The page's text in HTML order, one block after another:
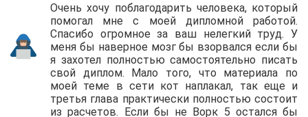
Очень хочу поблагодарить человека, который
помогал мне с моей дипломной работой.
Спасибо огромное за ваш нелегкий труд. У
меня бы наверное мозг бы взорвался если бы
я захотел полностью самостоятельно писать
свой диплом. Мало того, что материала по
моей теме в сети кот наплакал, так еще и
третья глава практически полностью состоит
из расчетов. Если бы не Ворк 5 остался бы